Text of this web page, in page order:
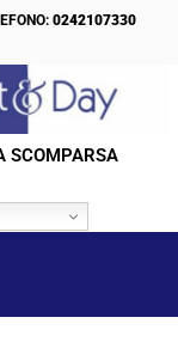
0242107330
SCOMPARSA